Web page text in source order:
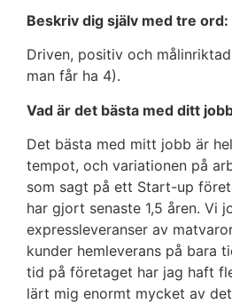
Beskriv dig själv med tre ord:
Driven, positiv och
man får ha 4).
Vad är det bästa med ditt
Det bästa med mitt jobb är
tempot, och variationen på
som sagt på ett Start-up
har gjort senaste 1,5 åren. Vi
expressleveranser av
kunder hemleverans på bara
tid på företaget har jag haft
lärt mig enormt mycket av